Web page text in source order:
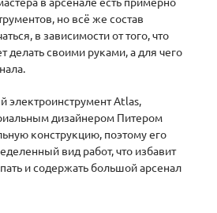
но всё же состав
в зависимости от того, что
делать своими руками, а для чего
электроинструмент Atlas,
дизайнером Питером
конструкцию, поэтому его
вид работ, что избавит
и содержать большой арсенал